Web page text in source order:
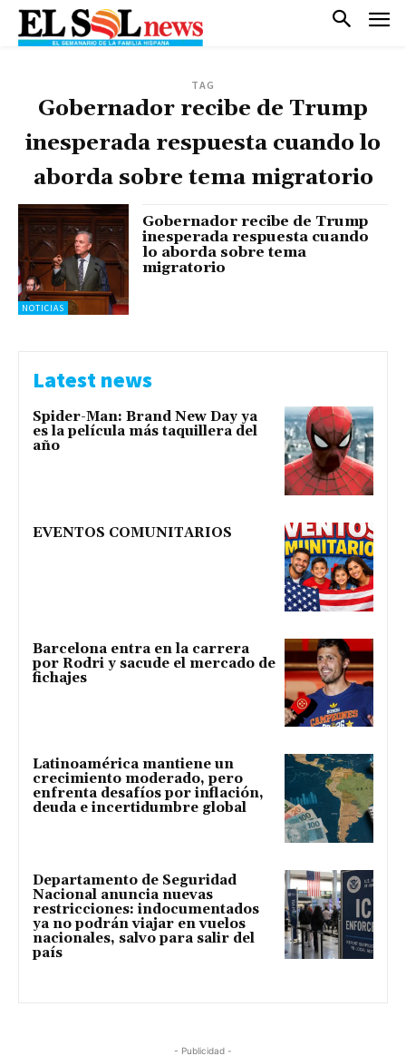
TAG
Gobernador recibe de Trump
inesperada respuesta cuando lo
aborda sobre tema migratorio
NOTICIAS
Gobernador recibe de Trump
inesperada respuesta cuando
lo aborda sobre tema
migratorio
Latest news
Spider-Man: Brand New Day ya
es la película más taquillera del
año
EVENTOS COMUNITARIOS
Barcelona entra en la carrera
por Rodri y sacude el mercado de
fichajes
Latinoamérica mantiene un
crecimiento moderado, pero
enfrenta desafíos por inflación,
deuda e incertidumbre global
Departamento de Seguridad
Nacional anuncia nuevas
restricciones: indocumentados
ya no podrán viajar en vuelos
nacionales, salvo para salir del
país
- Publicidad -